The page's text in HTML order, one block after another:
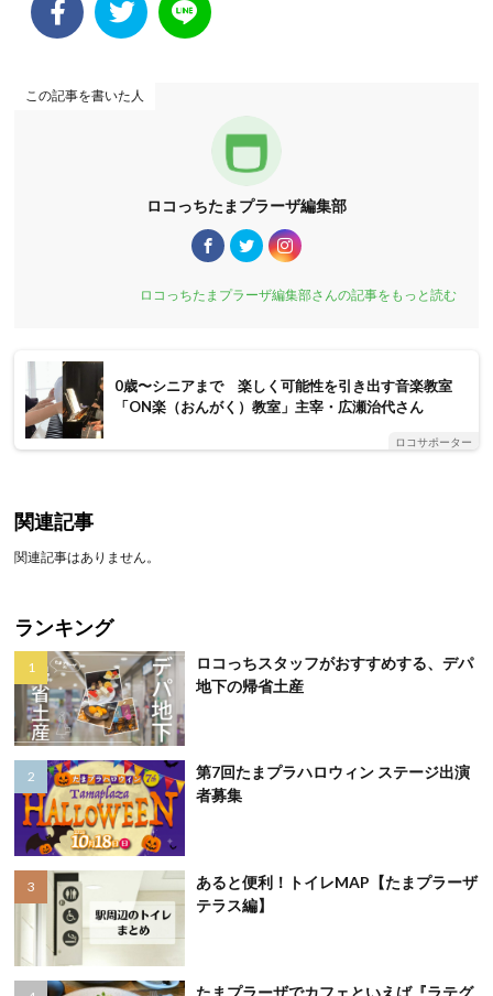
この記事を書いた人
ロコっちたまプラーザ編集部
ロコっちたまプラーザ編集部さんの記事をもっと読む
0歳〜シニアまで 楽しく可能性を引き出す音楽教室
「ON楽（おんがく）教室」主宰・広瀬治代さん
ロコサポーター
関連記事
関連記事はありません。
ランキング
ロコっちスタッフがおすすめする、デパ
地下の帰省土産
第7回たまプラハロウィン ステージ出演
者募集
あると便利！トイレMAP【たまプラーザ
テラス編】
たまプラーザでカフェといえば『ラテグ